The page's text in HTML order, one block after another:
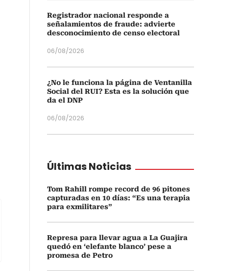
Registrador nacional responde a
señalamientos de fraude: advierte
desconocimiento de censo electoral
06/08/2026
¿No le funciona la página de Ventanilla
Social del RUI? Esta es la solución que
da el DNP
06/08/2026
Últimas Noticias
Tom Rahill rompe record de 96 pitones
capturadas en 10 días: “Es una terapia
para exmilitares”
Represa para llevar agua a La Guajira
quedó en ‘elefante blanco’ pese a
promesa de Petro